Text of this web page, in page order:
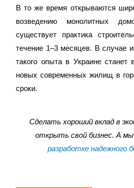
В то же время открываются
возведению монолитных
существует практика
течение 1–3 месяцев. В случае
такого опыта в Украине станет
новых современных жилищ в
сроки.
Сделать хороший вклад в
открыть свой бизнес. А
разработке надежного